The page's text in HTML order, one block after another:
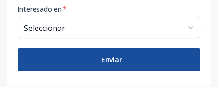
Interesado en*
Enviar